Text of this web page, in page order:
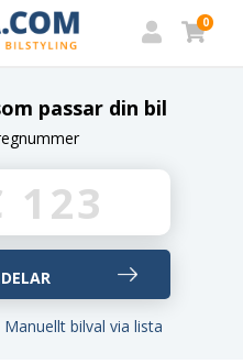
0
passar din bil
Manuellt bilval via lista